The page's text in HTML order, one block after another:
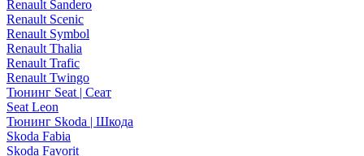
Renault Sandero
Renault Scenic
Renault Symbol
Renault Thalia
Renault Trafic
Renault Twingo
Тюнинг Seat | Сеат
Seat Leon
Тюнинг Skoda | Шкода
Skoda Fabia
Skoda Favorit